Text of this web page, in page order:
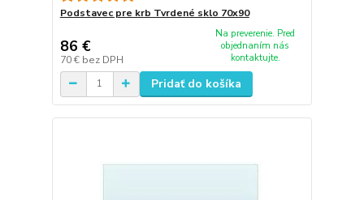
Podstavec pre krb Tvrdené sklo 70x90
86 €
70 € bez DPH
Na preverenie. Pred
objednaním nás
kontaktujte.
Pridať do košíka